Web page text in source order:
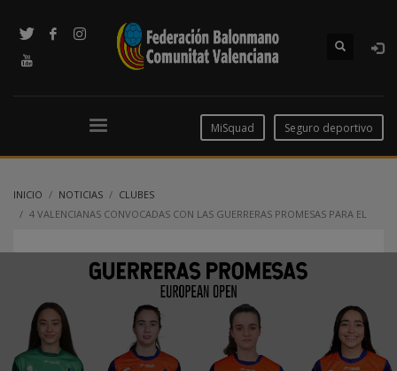
MiSquad Seguro deportivo
INICIO NOTICIAS
CLUBES
4 VALENCIANAS CONVOCADAS CON LAS GUERRERAS PROMESAS PARA EL